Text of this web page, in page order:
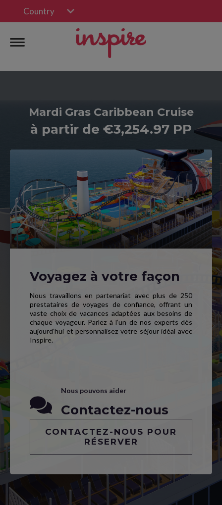
Country
Mardi Gras Caribbean Cruise
à partir de €3,254.97 PP
Voyagez à votre façon
Nous travaillons en partenariat avec plus de 250
prestataires de voyages de confiance, offrant un
vaste choix de vacances adaptées aux besoins de
chaque voyageur. Parlez à l’un de nos experts dès
aujourd’hui et personnalisez votre séjour idéal avec
Inspire.
Nous pouvons aider
Contactez-nous
CONTACTEZ-NOUS POUR
RÉSERVER